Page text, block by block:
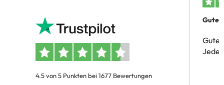
4.5 von 5 Punkten bei 1677 Bewertungen
Gutes
Gute